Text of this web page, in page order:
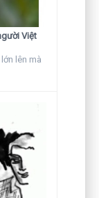
Việt
lên mà